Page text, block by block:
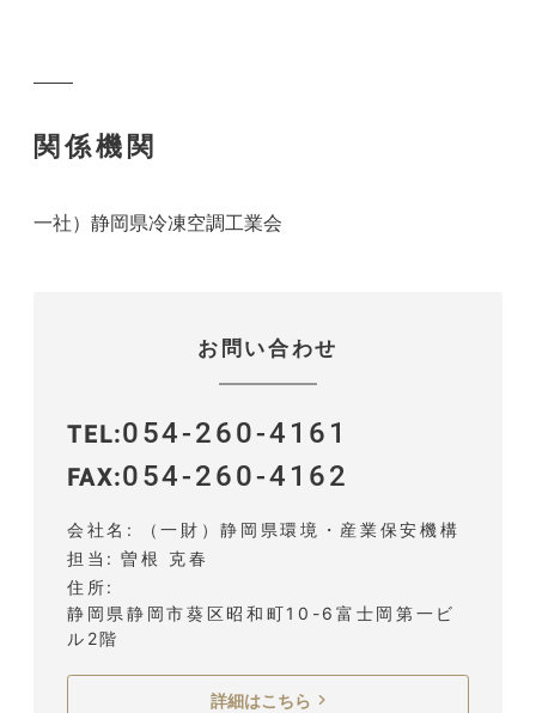
関係機関
一社）静岡県冷凍空調工業会
お問い合わせ
TEL 054-260-4161
FAX 054-260-4162
会社名
（一財）静岡県環境・産業保安機構
担当
曽根 克春
住所
静岡県静岡市葵区昭和町10-6富士岡第一ビ
ル2階
詳細はこちら